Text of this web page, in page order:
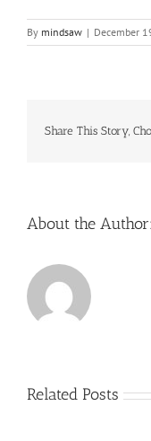
By mindsaw | December
Share This Story,
About the Author:
Related Posts